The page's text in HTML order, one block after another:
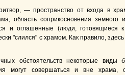
— пространство от входа в
область соприкосновения земного
и оглашенные (люди, готовящиеся
"слился" с храмом. Как правило,
обстоятельств некоторые виды
могут совершаться и вне храма,